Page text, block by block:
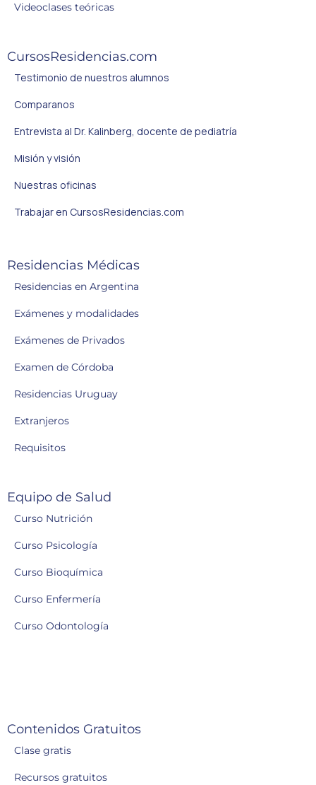
Videoclases teóricas
CursosResidencias.com
Testimonio de nuestros alumnos
Comparanos
Entrevista al Dr. Kalinberg, docente de pediatría
Misión y visión
Nuestras oficinas
Trabajar en CursosResidencias.com
Residencias Médicas
Residencias en Argentina
Exámenes y modalidades
Exámenes de Privados
Examen de Córdoba
Residencias Uruguay
Extranjeros
Requisitos
Equipo de Salud
Curso Nutrición
Curso Psicología
Curso Bioquímica
Curso Enfermería
Curso Odontología
Contenidos Gratuitos
Clase gratis
Recursos gratuitos